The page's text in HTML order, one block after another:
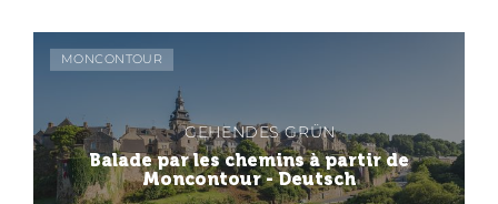
GEHENDES GRÜN
MONCONTOUR
Balade par les chemins à partir de
Moncontour - Deutsch